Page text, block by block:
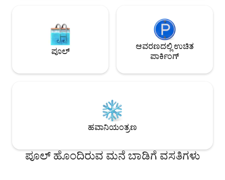
ಪೂಲ್
ಆವರಣದಲ್ಲಿ ಉಚಿತ
ಪಾರ್ಕಿಂಗ್
ಹವಾನಿಯಂತ್ರಣ
ಪೂಲ್ ಹೊಂದಿರುವ ಮನೆ ಬಾಡಿಗೆ ವಸತಿಗಳು